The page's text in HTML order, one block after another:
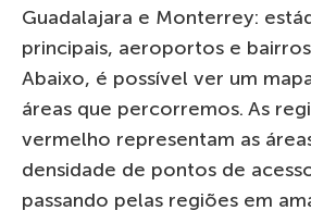
Guadalajara e Monterrey:
principais, aeroportos e
Abaixo, é possível ver um
áreas que percorremos. As
vermelho representam as
densidade de pontos de
passando pelas regiões em